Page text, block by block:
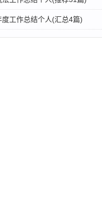
度工作总结个人(汇总4篇)